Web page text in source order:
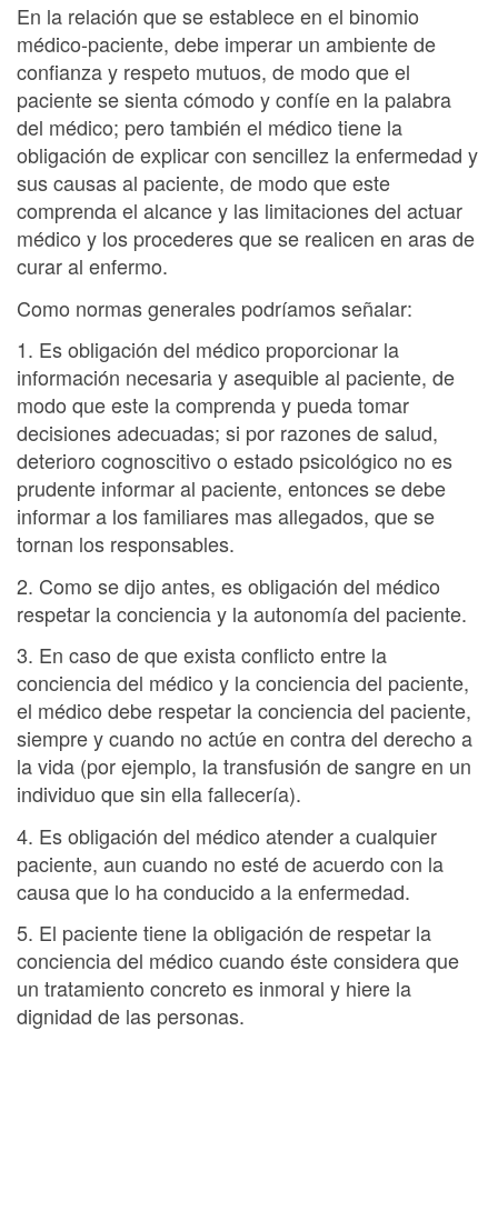
En la relación que se establece en el binomio
médico-paciente, debe imperar un ambiente de
confianza y respeto mutuos, de modo que el
paciente se sienta cómodo y confíe en la palabra
del médico; pero también el médico tiene la
obligación de explicar con sencillez la enfermedad y
sus causas al paciente, de modo que este
comprenda el alcance y las limitaciones del actuar
médico y los procederes que se realicen en aras de
curar al enfermo.
Como normas generales podríamos señalar:
1. Es obligación del médico proporcionar la
información necesaria y asequible al paciente, de
modo que este la comprenda y pueda tomar
decisiones adecuadas; si por razones de salud,
deterioro cognoscitivo o estado psicológico no es
prudente informar al paciente, entonces se debe
informar a los familiares mas allegados, que se
tornan los responsables.
2. Como se dijo antes, es obligación del médico
respetar la conciencia y la autonomía del paciente.
3. En caso de que exista conflicto entre la
conciencia del médico y la conciencia del paciente,
el médico debe respetar la conciencia del paciente,
siempre y cuando no actúe en contra del derecho a
la vida (por ejemplo, la transfusión de sangre en un
individuo que sin ella fallecería).
4. Es obligación del médico atender a cualquier
paciente, aun cuando no esté de acuerdo con la
causa que lo ha conducido a la enfermedad.
5. El paciente tiene la obligación de respetar la
conciencia del médico cuando éste considera que
un tratamiento concreto es inmoral y hiere la
dignidad de las personas.